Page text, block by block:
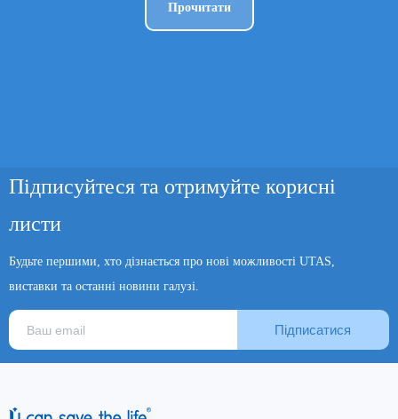
Прочитати
Підписуйтеся та отримуйте корисні
листи
Будьте першими, хто дізнається про нові можливості UTAS,
виставки та останні новини галузі.
Підписатися